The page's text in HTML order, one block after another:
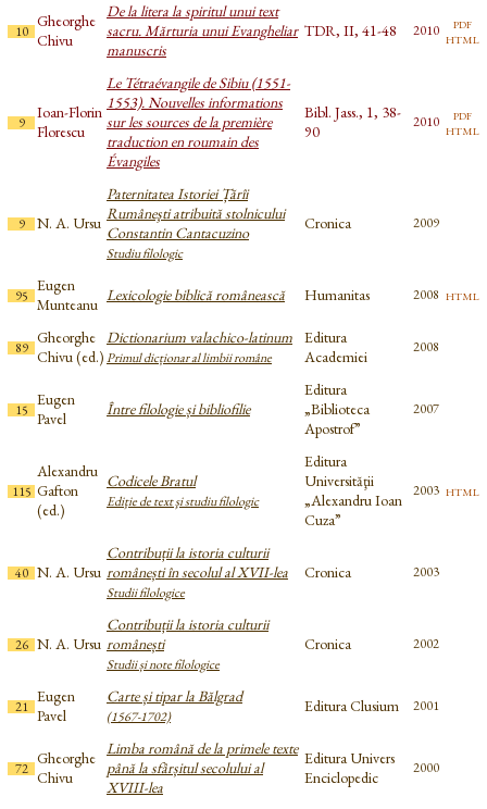
10
Gheorghe
Chivu
De la litera la spiritul unui text
sacru. Mărturia unui Evangheliar
manuscris
TDR, II, 41-48 2010 pdf
html
9
Ioan-Florin
Florescu
Le Tétraévangile de Sibiu (1551-
1553). Nouvelles informations
sur les sources de la première
traduction en roumain des
Évangiles
Bibl. Jass., 1, 38-
90
2010 pdf
html
9 N. A. Ursu
Paternitatea Istoriei Țărîi
Rumâneşti atribuită stolnicului
Constantin Cantacuzino
Studiu filologic
Cronica 2009
95
Eugen
Munteanu Lexicologie biblică românească Humanitas 2008 html
89
Gheorghe
Chivu (ed.)
Dictionarium valachico-latinum
Primul dicționar al limbii române
Editura
Academiei
2008
15
Eugen
Pavel
Între filologie și bibliofilie
Editura
„Biblioteca
Apostrof”
2007
115
Alexandru
Gafton
(ed.)
Codicele Bratul
Ediţie de text şi studiu filologic
Editura
Universităţii
„Alexandru Ioan
Cuza”
2003 html
40 N. A. Ursu
Contribuții la istoria culturii
românești în secolul al XVII-lea
Studii filologice
Cronica 2003
26 N. A. Ursu
Contribuții la istoria culturii
românești
Studii și note filologice
Cronica 2002
21
Eugen
Pavel
Carte și tipar la Bălgrad
(1567-1702)
Editura Clusium 2001
72
Gheorghe
Chivu
Limba română de la primele texte
până la sfârșitul secolului al
XVIII-lea
Editura Univers
Enciclopedic
2000